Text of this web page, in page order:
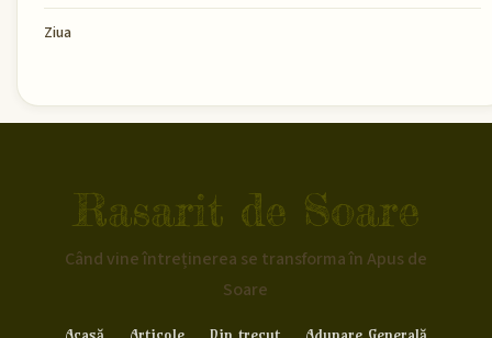
Ziua
Rasarit de Soare
Când vine întreținerea se transforma în Apus de
Soare